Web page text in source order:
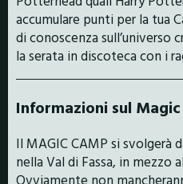
accumulare punti per la tua
di conoscenza sull’universo
la serata in discoteca con i
Informazioni sul
Il MAGIC CAMP si svolgerà
nella Val di Fassa, in mezzo
Ovviamente non